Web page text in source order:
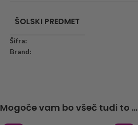
ŠOLSKI PREDMET
Šifra:
Brand:
Mogoče vam bo všeč tudi to ...